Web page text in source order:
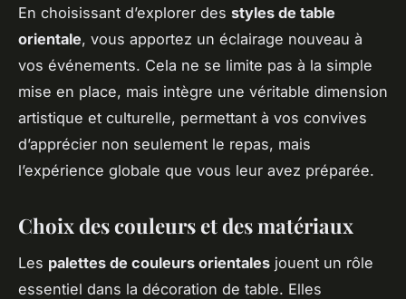
En choisissant d’explorer des styles de table
orientale, vous apportez un éclairage nouveau à
vos événements. Cela ne se limite pas à la simple
mise en place, mais intègre une véritable dimension
artistique et culturelle, permettant à vos convives
d’apprécier non seulement le repas, mais
l’expérience globale que vous leur avez préparée.
Choix des couleurs et des matériaux
Les palettes de couleurs orientales jouent un rôle
essentiel dans la décoration de table. Elles